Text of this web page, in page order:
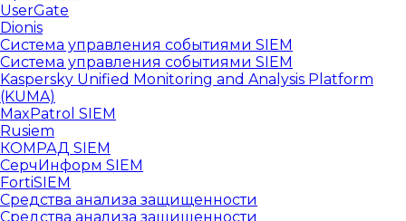
UserGate
Dionis
Система управления событиями SIEM
Система управления событиями SIEM
Kaspersky Unified Monitoring and Analysis Platform
(KUMA)
MaxPatrol SIEM
Rusiem
КОМРАД SIEM
СерчИнформ SIEM
FortiSIEM
Средства анализа защищенности
Средства анализа защищенности